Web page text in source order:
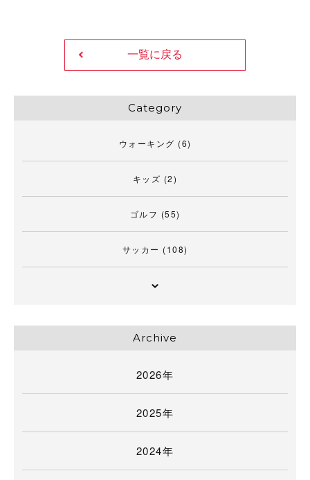
一覧に戻る
Category
ウォーキング (6)
キッズ (2)
ゴルフ (55)
サッカー (108)
Archive
2026年
2025年
2024年